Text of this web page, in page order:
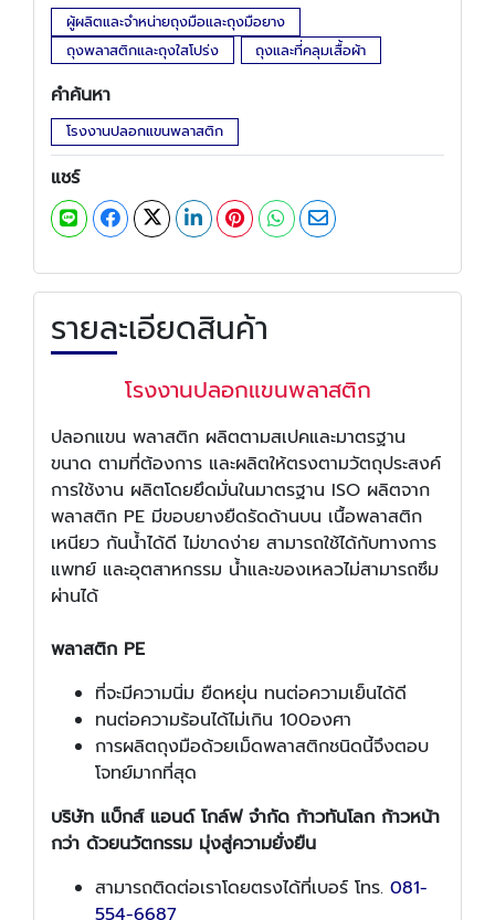
ผู้ผลิตและจำหน่ายถุงมือและถุงมือยาง
ถุงพลาสติกและถุงใสโปร่ง
ถุงและที่คลุมเสื้อผ้า
คำค้นหา
โรงงานปลอกแขนพลาสติก
แชร์
รายละเอียดสินค้า
โรงงานปลอกแขนพลาสติก
ปลอกแขน พลาสติก ผลิตตามสเปคและมาตรฐาน
ขนาด ตามที่ต้องการ และผลิตให้ตรงตามวัตถุประสงค์
การใช้งาน ผลิตโดยยึดมั่นในมาตรฐาน ISO ผลิตจาก
พลาสติก PE มีขอบยางยืดรัดด้านบน เนื้อพลาสติก
เหนียว กันน้ำได้ดี ไม่ขาดง่าย สามารถใช้ได้กับทางการ
แพทย์ และอุตสาหกรรม น้ำและของเหลวไม่สามารถซึม
ผ่านได้
พลาสติก PE
ที่จะมีความนิ่ม ยืดหยุ่น ทนต่อความเย็นได้ดี
ทนต่อความร้อนได้ไม่เกิน 100องศา
การผลิตถุงมือด้วยเม็ดพลาสติกชนิดนี้จึงตอบ
โจทย์มากที่สุด
บริษัท แบ็กส์ แอนด์ โกล์ฟ จำกัด ก้าวทันโลก ก้าวหน้า
กว่า ด้วยนวัตกรรม มุ่งสู่ความยั่งยืน
สามารถติดต่อเราโดยตรงได้ที่เบอร์ โทร. 081-